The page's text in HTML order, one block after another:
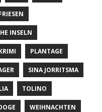
INSELN
PLANTAGE
SINA JORRITSMA
TOLINO
WEIHNACHTEN